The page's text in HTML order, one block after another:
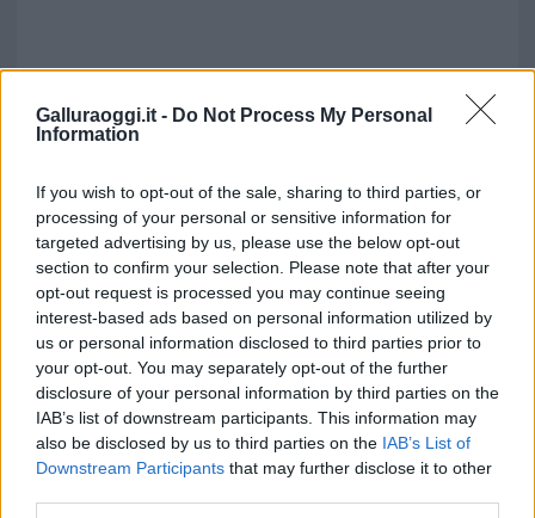
Galluraoggi.it - Do Not Process My Personal
Information
If you wish to opt-out of the sale, sharing to third parties, or
processing of your personal or sensitive information for
targeted advertising by us, please use the below opt-out
section to confirm your selection. Please note that after your
opt-out request is processed you may continue seeing
interest-based ads based on personal information utilized by
us or personal information disclosed to third parties prior to
your opt-out. You may separately opt-out of the further
disclosure of your personal information by third parties on the
IAB’s list of downstream participants. This information may
also be disclosed by us to third parties on the IAB’s List of
Downstream Participants that may further disclose it to other
Vuoi rimuovere le pubblicità nazionali?